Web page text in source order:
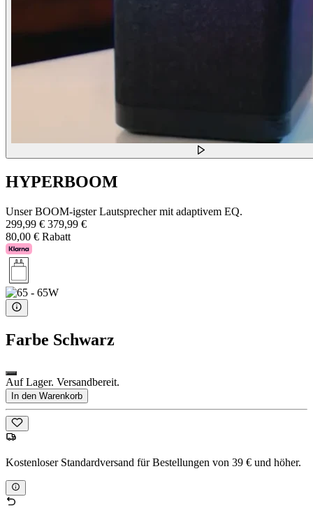
HYPERBOOM
Unser BOOM-igster Lautsprecher mit adaptivem EQ.
299,99 € 379,99 €
80,00 € Rabatt
Farbe Schwarz
Auf Lager. Versandbereit.
In den Warenkorb
Kostenloser Standardversand für Bestellungen von 39 € und höher.